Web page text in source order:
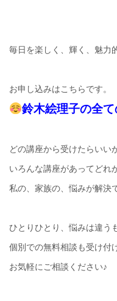
毎日を楽しく、輝く、魅力
お申し込みはこちらです。
鈴木絵理子の全
どの講座から受けたらいい
いろんな講座があってど
私の、家族の、悩みが解決
ひとりひとり、悩みは違う
個別での無料相談も受け付
お気軽にご相談ください♪